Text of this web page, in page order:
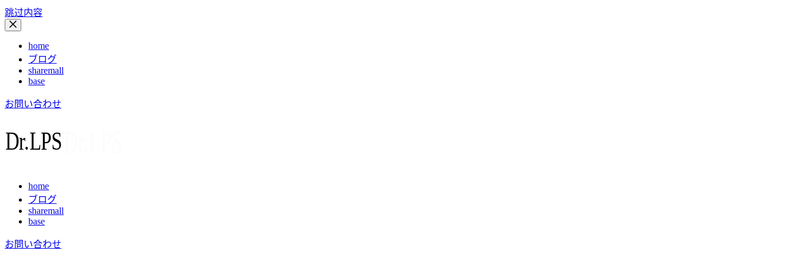
跳过内容
home
ブログ
sharemall
base
お問い合わせ
home
ブログ
sharemall
base
お問い合わせ